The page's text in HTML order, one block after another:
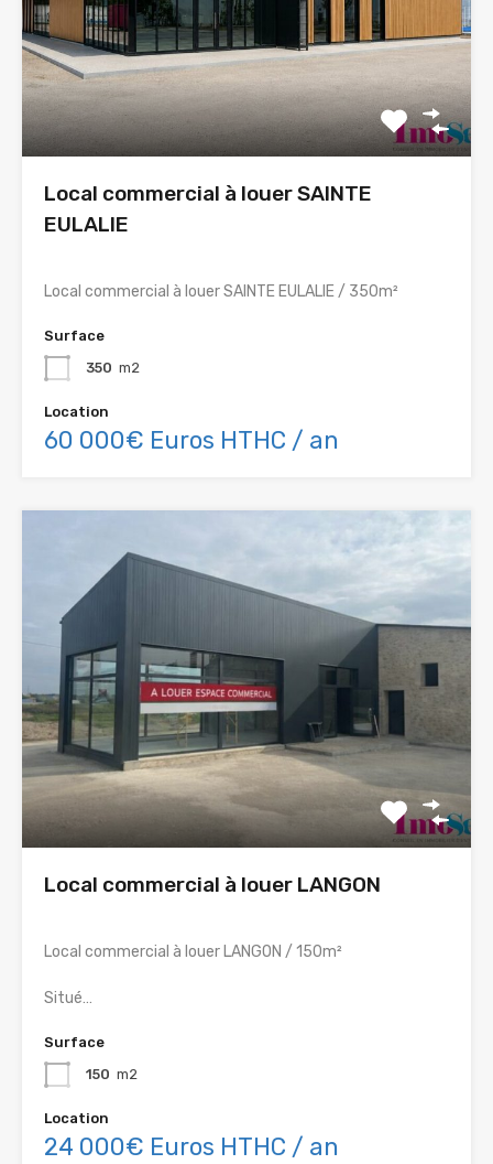
Local commercial à louer SAINTE
EULALIE
Local commercial à louer SAINTE EULALIE / 350m²
Surface
350 m2
Location
60 000€ Euros HTHC / an
Local commercial à louer LANGON
Local commercial à louer LANGON / 150m²
Situé…
Surface
150 m2
Location
24 000€ Euros HTHC / an